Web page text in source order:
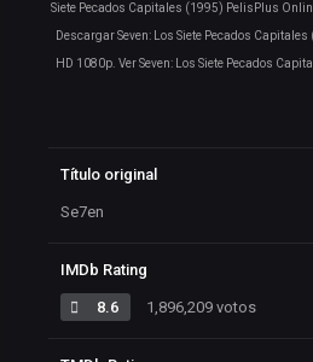
Siete Pecados Capitales (1995) PelisPlus
Descargar Seven: Los Siete Pecados
HD 1080p. Ver Seven: Los Siete Pecados
Título original
Se7en
IMDb Rating
8.6 1,896,209 votos